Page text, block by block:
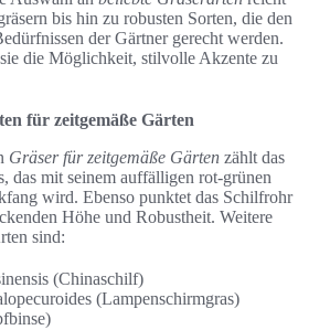
bis hin zu robusten Sorten, die den
der Gärtner gerecht werden.
die Möglichkeit, stilvolle Akzente zu
für zeitgemäße Gärten
Gräser für zeitgemäße Gärten zählt das
das mit seinem auffälligen rot-grünen
wird. Ebenso punktet das Schilfrohr
Höhe und Robustheit. Weitere
sind:
(Chinaschilf)
(Lampenschirmgras)